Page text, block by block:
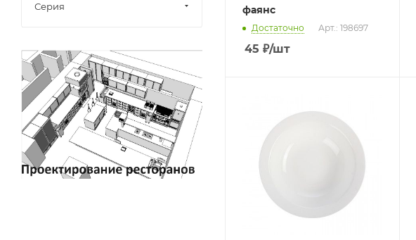
фаянс
Достаточно Арт.: 198697
45 ₽/шт
Серия